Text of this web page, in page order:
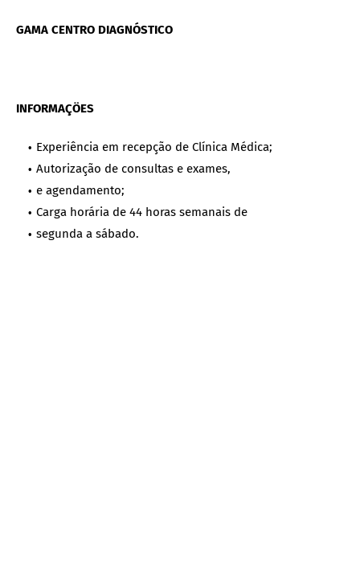
GAMA CENTRO DIAGNÓSTICO
INFORMAÇÖES
Experiência em recepção de Clínica Médica;
Autorização de consultas e exames,
e agendamento;
Carga horária de 44 horas semanais de
segunda a sábado.